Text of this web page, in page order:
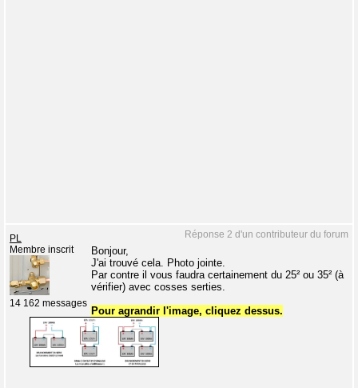
Réponse 2 d'un contributeur du forum
PL
Membre inscrit
14 162 messages
Bonjour,
J'ai trouvé cela. Photo jointe.
Par contre il vous faudra certainement du 25² ou 35² (à
vérifier) avec cosses serties.
Pour agrandir l'image, cliquez dessus.